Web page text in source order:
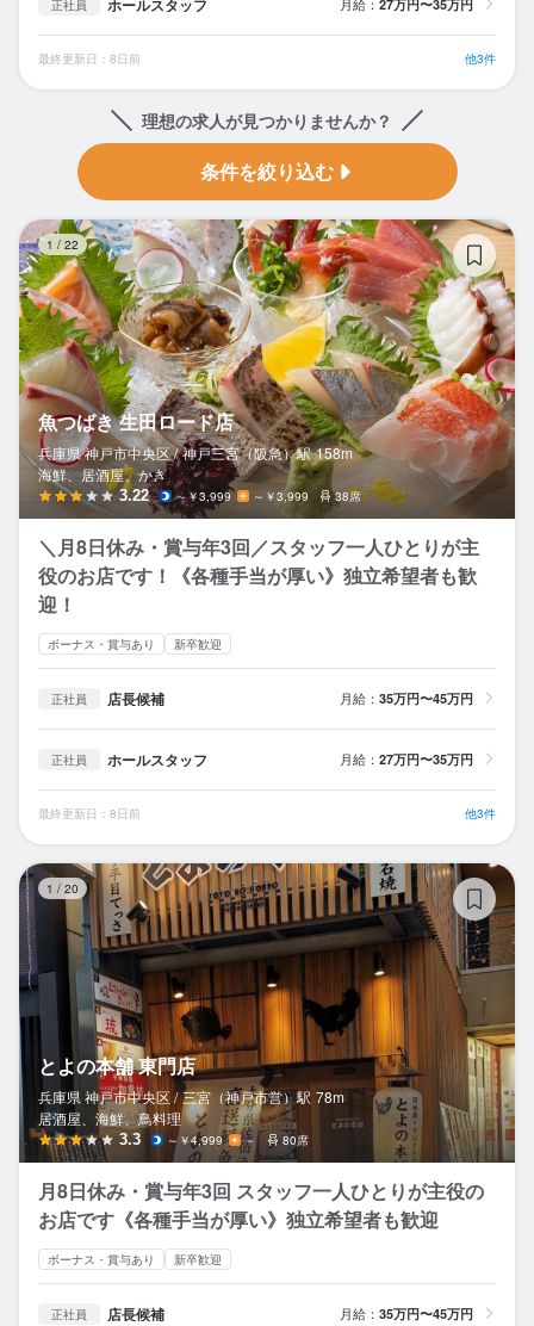
正社員 ホールスタッフ 月給： 27万円〜35万円
最終更新日：8日前 他3件
理想の求人が見つかりませんか？
条件を絞り込む
1 / 22
魚つばき 生田ロード店
兵庫県 神戸市中央区 / 神戸三宮（阪急）駅 158m
海鮮、居酒屋、かき
3.22 ～￥3,999 ～￥3,999 38席
＼月8日休み・賞与年3回／スタッフ一人ひとりが主
役のお店です！《各種手当が厚い》独立希望者も歓
迎！
ボーナス・賞与あり 新卒歓迎
正社員 店長候補 月給： 35万円〜45万円
正社員 ホールスタッフ 月給： 27万円〜35万円
最終更新日：8日前 他3件
1 / 20
とよの本舗 東門店
兵庫県 神戸市中央区 / 三宮（神戸市営） 駅 78m
居酒屋、海鮮、鳥料理
3.3 ～￥4,999 － 80席
月8日休み・賞与年3回 スタッフ一人ひとりが主役の
お店です《各種手当が厚い》独立希望者も歓迎
ボーナス・賞与あり 新卒歓迎
正社員 店長候補 月給： 35万円〜45万円